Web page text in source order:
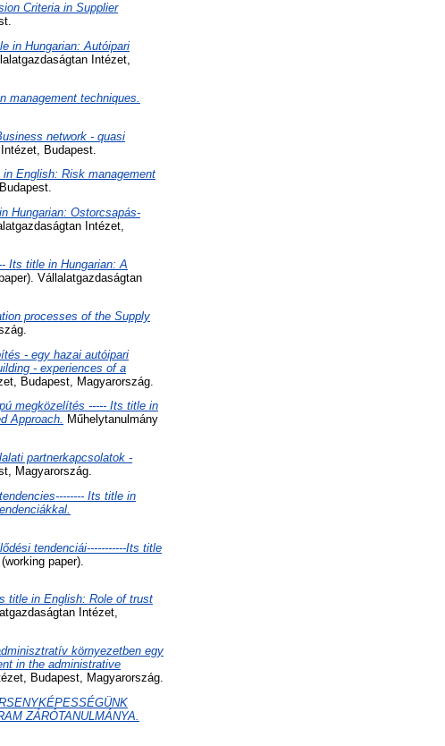
Criteria in Supplier
in Hungarian: Autóipari
Intézet,
techniques.
network - quasi
Budapest.
English: Risk management
Hungarian: Ostorcsapás-
Intézet,
Its title in Hungarian: A
Vállalatgazdaságtan
processes of the Supply
- egy hazai autóipari
- experiences of a
Budapest, Magyarország.
megközelítés ----- Its title in
Approach. Műhelytanulmány
partnerkapcsolatok -
Magyarország.
Its title in
tendenciái-----------Its title
paper).
title in English: Role of trust
Intézet,
környezetben egy
in the administrative
Budapest, Magyarország.
ZÁRÓTANULMÁNYA.